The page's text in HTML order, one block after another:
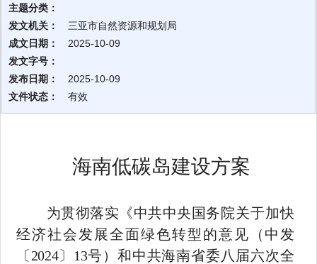
主题分类：
发文机关：
三亚市自然资源和规划局
成文日期：
2025-10-09
发文字号：
发布日期：
2025-10-09
文件状态：
有效
海南低碳岛建设方案
为贯彻落实《中共中央 国务院关于加快
经济社会发展全面绿色转型的意见 （中发
〔 2024〕 13号）和中共海南省委八届六次全